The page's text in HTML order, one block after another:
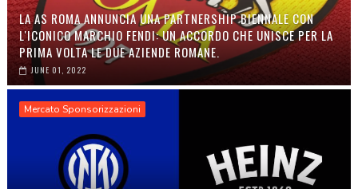
LA AS ROMA ANNUNCIA UNA PARTNERSHIP BIENNALE CON
L'ICONICO MARCHIO FENDI: UN ACCORDO CHE UNISCE PER LA
PRIMA VOLTA LE DUE AZIENDE ROMANE.
JUNE 01, 2022
Mercato Sponsorizzazioni